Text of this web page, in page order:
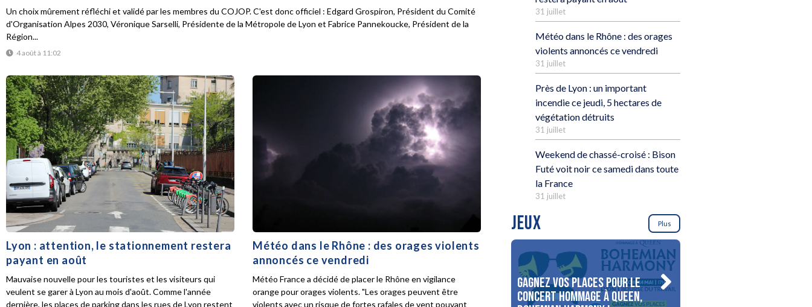
4 août à 11:02
Un choix mûrement réfléchi et validé par les membres du COJOP. C'est donc officiel : Edgard Grospiron, Président du Comité
d'Organisation Alpes 2030, Véronique Sarselli, Présidente de la Métropole de Lyon et Fabrice Pannekoucke, Président de la
Région...
Lyon : attention, le stationnement restera
payant en août
Mauvaise nouvelle pour les touristes et les visiteurs qui
veulent se garer à Lyon au mois d'août. Comme l'année
dernière, les places de parking dans les rues de Lyon restent
Météo dans le Rhône : des orages violents
annoncés ce vendredi
Météo France a décidé de placer le Rhône en vigilance
orange pour orages violents. "Les orages peuvent être
violents avec un risque de fortes rafales de vent pouvant
31 juillet
Météo dans le Rhône : des orages
violents annoncés ce vendredi
31 juillet
Près de Lyon : un important
incendie ce jeudi, 5 hectares de
végétation détruits
31 juillet
Weekend de chassé-croisé : Bison
Futé voit noir ce samedi dans toute
la France
31 juillet
JEUX Plus
Gagnez vos places pour le
concert Hommage à Queen,